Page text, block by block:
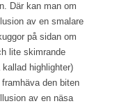
Där kan man om
av en smalare
på sidan om
lite skimrande
highlighter)
den biten
av en näsa